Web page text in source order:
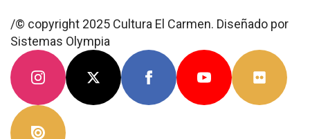
/© copyright 2025 Cultura El Carmen. Diseñado por
Sistemas Olympia